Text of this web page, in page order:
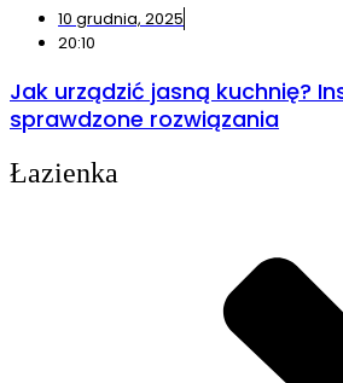
10 grudnia, 2025
20:10
Jak urządzić jasną kuchnię?
sprawdzone rozwiązania
Łazienka